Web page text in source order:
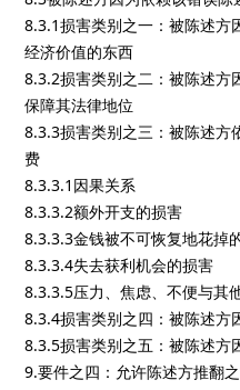
8.3.1损害类别之一：被陈述方
经济价值的东西
8.3.2损害类别之二：被陈述方
保障其法律地位
8.3.3损害类别之三：被陈述方
费
8.3.3.1因果关系
8.3.3.2额外开支的损害
8.3.3.3金钱被不可恢复地花掉
8.3.3.4失去获利机会的损害
8.3.3.5压力、焦虑、不便与其
8.3.4损害类别之四：被陈述方
8.3.5损害类别之五：被陈述方
9.要件之四：允许陈述方推翻